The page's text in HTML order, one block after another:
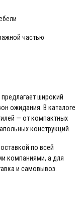
частью
широкий
ожидания. В каталоге
— от компактных
конструкций.
по всей
компаниями, а для
и самовывоз.